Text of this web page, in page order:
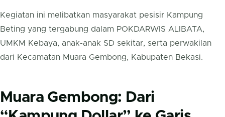
Kegiatan ini melibatkan masyarakat pesisir Kampung
Beting yang tergabung dalam POKDARWIS ALIBATA,
UMKM Kebaya, anak-anak SD sekitar, serta perwakilan
dari Kecamatan Muara Gembong, Kabupaten Bekasi.
Muara Gembong: Dari